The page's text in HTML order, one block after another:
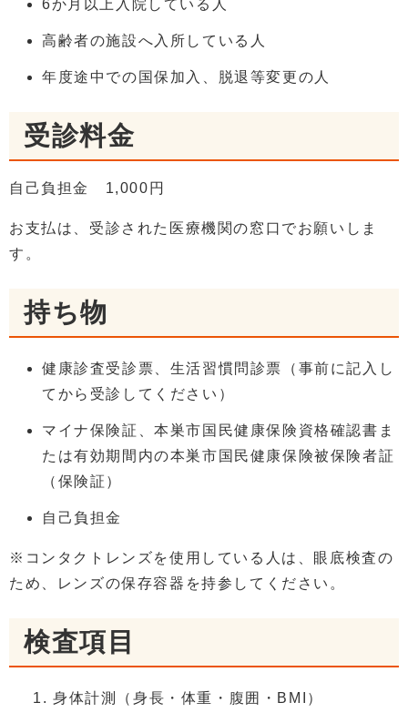
6か月以上入院している人
高齢者の施設へ入所している人
年度途中での国保加入、脱退等変更の人
受診料金
自己負担金 1,000円
お支払は、受診された医療機関の窓口でお願いしま
す。
持ち物
健康診査受診票、生活習慣問診票（事前に記入し
てから受診してください）
マイナ保険証、本巣市国民健康保険資格確認書ま
たは有効期間内の本巣市国民健康保険被保険者証
（保険証）
自己負担金
※コンタクトレンズを使用している人は、眼底検査の
ため、レンズの保存容器を持参してください。
検査項目
身体計測（身長・体重・腹囲・BMI）